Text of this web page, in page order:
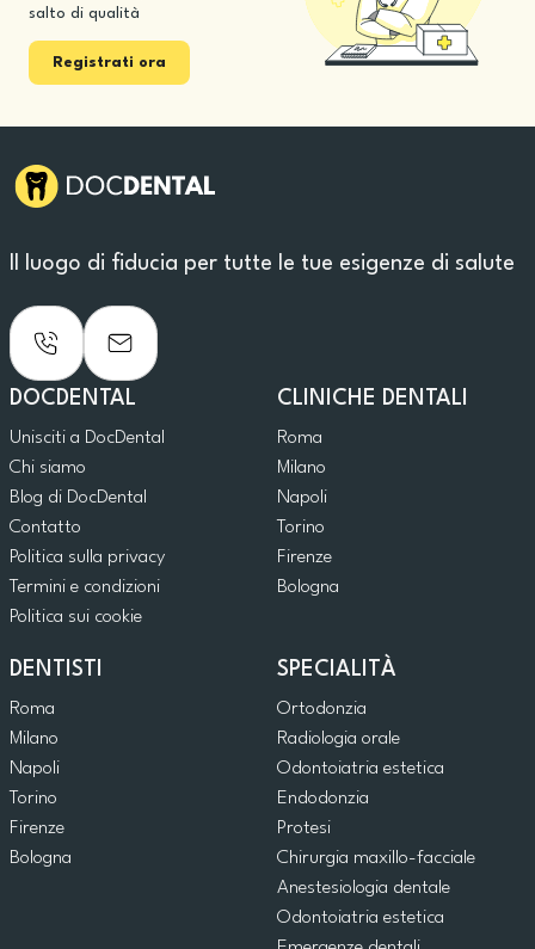
salto di qualità
Registrati ora
Il luogo di fiducia per tutte le tue esigenze di salute
DOCDENTAL
Unisciti a DocDental
Chi siamo
Blog di DocDental
Contatto
Politica sulla privacy
Termini e condizioni
Politica sui cookie
CLINICHE DENTALI
Roma
Milano
Napoli
Torino
Firenze
Bologna
DENTISTI
Roma
Milano
Napoli
Torino
Firenze
Bologna
SPECIALITÀ
Ortodonzia
Radiologia orale
Odontoiatria estetica
Endodonzia
Protesi
Chirurgia maxillo-facciale
Anestesiologia dentale
Odontoiatria estetica